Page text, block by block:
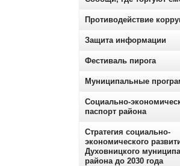
Противодействие
Защита информации
Фестиваль пирога
Муниципальные
Социально-
паспорт района
Стратегия социально-
экономического
Духовницкого
района до 2030 года